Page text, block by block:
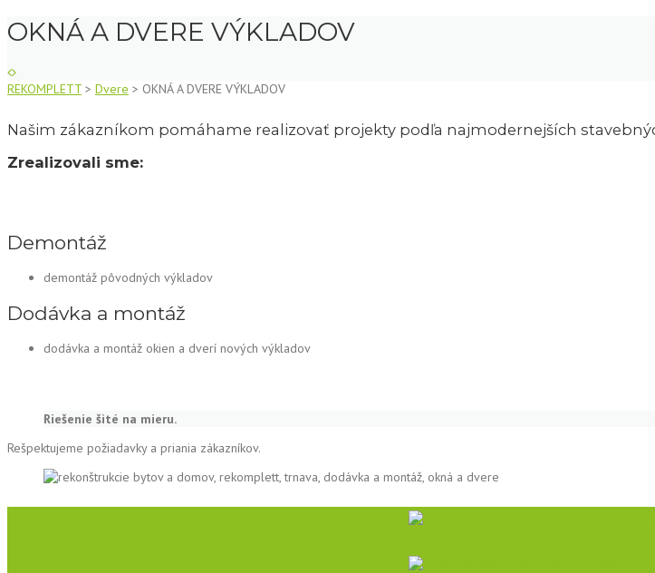
OKNÁ A DVERE VÝKLADOV
REKOMPLETT > Dvere > OKNÁ A DVERE VÝKLADOV
Našim zákazníkom pomáhame realizovať projekty podľa najmodernejších
Zrealizovali sme:
Demontáž
demontáž pôvodných výkladov
Dodávka a montáž
dodávka a montáž okien a dverí nových výkladov
Riešenie šité na mieru.
Rešpektujeme požiadavky a priania zákazníkov.